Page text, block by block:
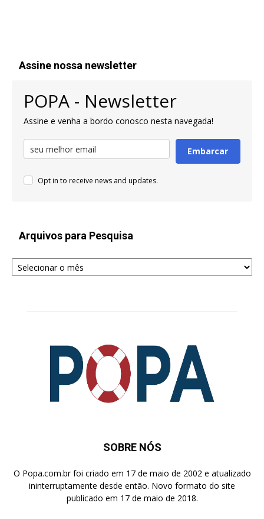
Assine nossa newsletter
POPA - Newsletter
Assine e venha a bordo conosco nesta navegada!
Embarcar
Opt in to receive news and updates.
Arquivos para Pesquisa
Arquivos
para
SOBRE NÓS
O Popa.com.br foi criado em 17 de maio de 2002 e atualizado
ininterruptamente desde então. Novo formato do site
publicado em 17 de maio de 2018.